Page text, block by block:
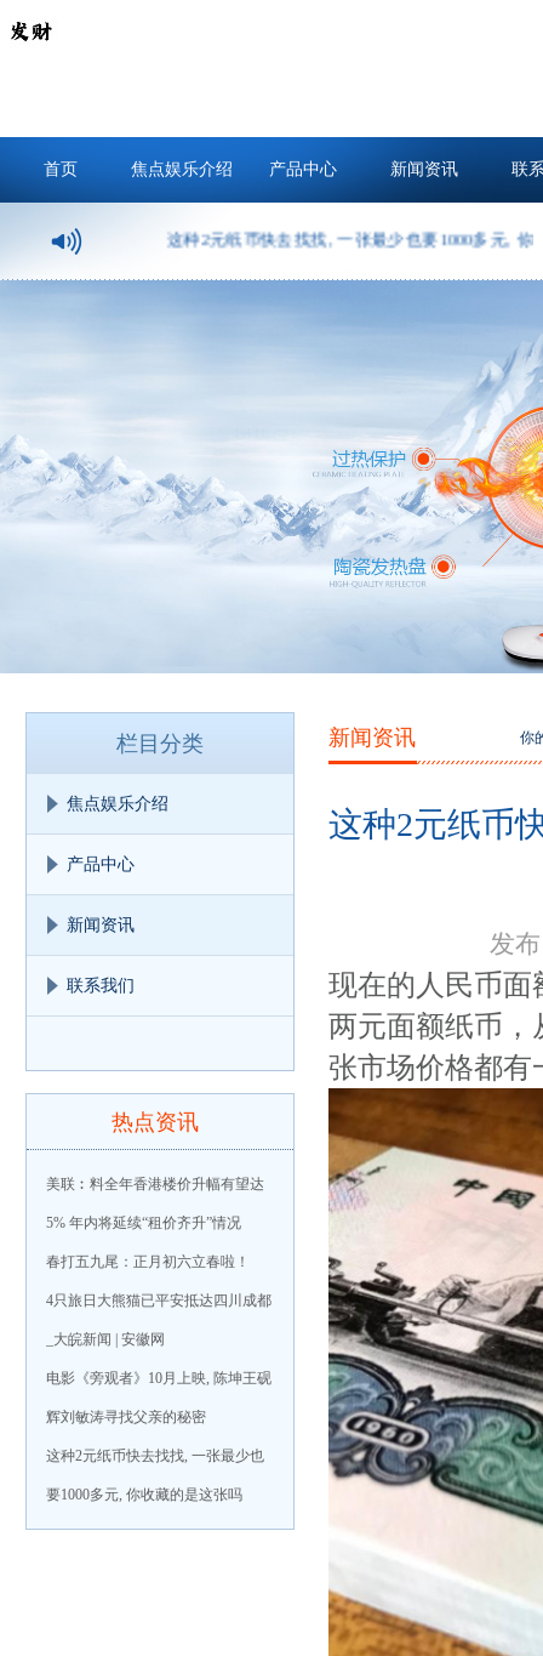
首页 焦点娱乐介绍 产品中心 新闻资讯 联
这种2元纸币快去找找, 一张最少也要1000多元, 你收藏的
栏目分类
焦点娱乐介绍
产品中心
新闻资讯
联系我们
热点资讯
美联︰料全年香港楼价升幅有望达
5% 年内将延续“租价齐升”情况
春打五九尾：正月初六立春啦！
4只旅日大熊猫已平安抵达四川成都
_大皖新闻 | 安徽网
电影《旁观者》10月上映, 陈坤王砚
辉刘敏涛寻找父亲的秘密
这种2元纸币快去找找, 一张最少也
要1000多元, 你收藏的是这张吗
新闻资讯 你
这种2元纸币
发
现在的人民币面
两元面额纸币，
张市场价格都有